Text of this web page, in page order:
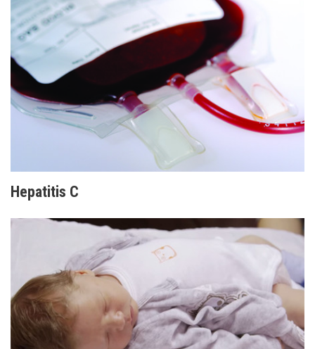
Hepatitis C